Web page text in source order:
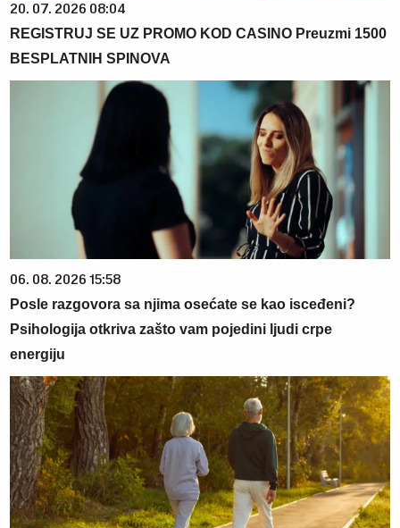
20. 07. 2026 08:04
REGISTRUJ SE UZ PROMO KOD CASINO Preuzmi 1500
BESPLATNIH SPINOVA
06. 08. 2026 15:58
Posle razgovora sa njima osećate se kao isceđeni?
Psihologija otkriva zašto vam pojedini ljudi crpe
energiju